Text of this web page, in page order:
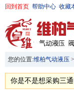
回到首页 帮助中心 收藏
您的位置:维柏气动液压
你是不是想采购三